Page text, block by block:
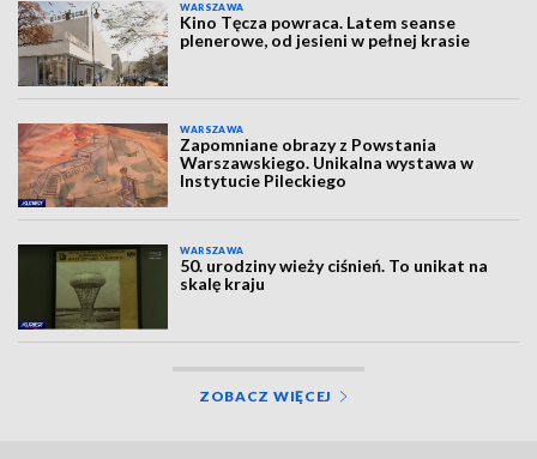
WARSZAWA
Kino Tęcza powraca. Latem seanse
plenerowe, od jesieni w pełnej krasie
WARSZAWA
Zapomniane obrazy z Powstania
Warszawskiego. Unikalna wystawa w
Instytucie Pileckiego
WARSZAWA
50. urodziny wieży ciśnień. To unikat na
skalę kraju
ZOBACZ WIĘCEJ